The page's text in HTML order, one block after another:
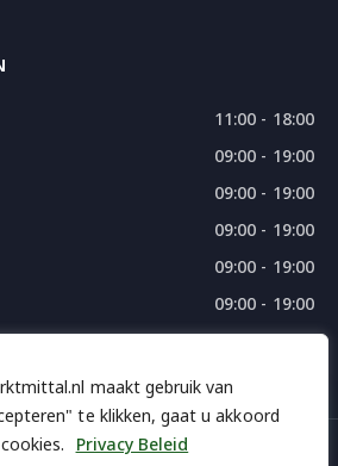
maakt gebruik van
te klikken, gaat u akkoord
Privacy Beleid
11:00 - 18:00
09:00 - 19:00
09:00 - 19:00
09:00 - 19:00
09:00 - 19:00
09:00 - 19:00
09:00 - 18:00
- ALL RIGHTS RESERVED